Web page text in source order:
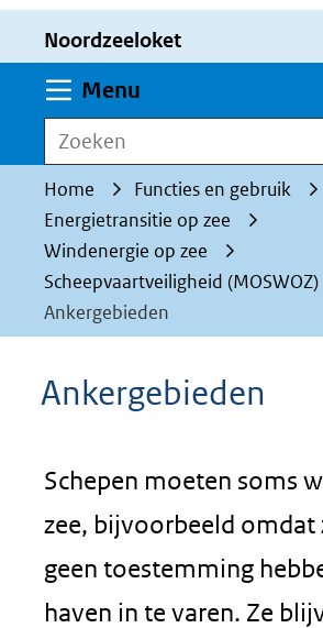
worden
toegestaan
geweigerd.
Noordzeeloket
Menu
Zoeken
Home
Functies en gebruik
Energietransitie op zee
Windenergie op zee
Scheepvaartveiligheid (MOSWOZ)
Ankergebieden
Ankergebieden
Schepen moeten soms
zee, bijvoorbeeld omdat
geen toestemming
haven in te varen. Ze